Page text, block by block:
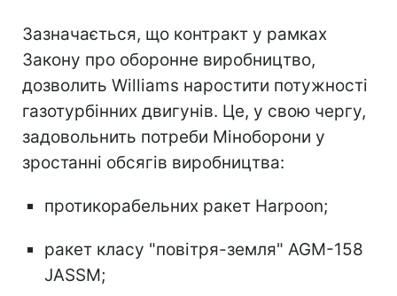
Зазначається, що контракт у рамках
Закону про оборонне виробництво,
дозволить Williams наростити потужності
газотурбінних двигунів. Це, у свою чергу,
задовольнить потреби Міноборони у
зростанні обсягів виробництва:
протикорабельних ракет Harpoon;
ракет класу "повітря-земля" AGM-158
JASSM;